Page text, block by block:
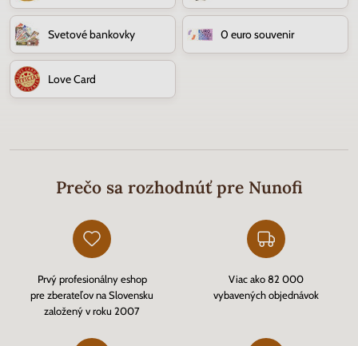
Svetové bankovky 0 euro souvenir
Love Card
Prečo sa rozhodnúť pre Nunofi
Prvý profesionálny eshop
pre zberateľov na Slovensku
založený v roku 2007
Viac ako 82 000
vybavených objednávok